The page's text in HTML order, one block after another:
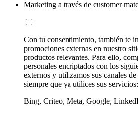
Marketing a través de customer
Con tu consentimiento, también te
promociones externas en nuestro
productos relevantes. Para ello,
personales encriptados con los
externos y utilizamos sus canales
siempre que ya utilices sus servicios:
Bing, Criteo, Meta, Google,